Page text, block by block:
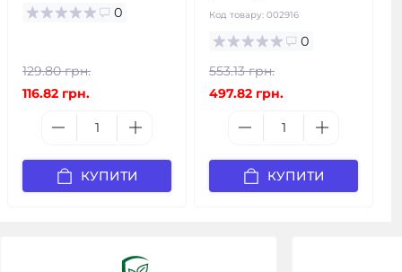
0
129.80 грн.
116.82 грн.
КУПИТИ
Код товару: 002916
0
553.13 грн.
497.82 грн.
КУПИТИ